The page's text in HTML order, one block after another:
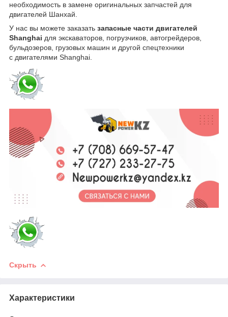
необходимость в замене оригинальных запчастей для
двигателей Шанхай.
У нас вы можете заказать запасные части двигателей
Shanghai для экскаваторов, погрузчиков, автогрейдеров,
бульдозеров, грузовых машин и другой спецтехники
с двигателями Shanghai.
Скрыть
Характеристики